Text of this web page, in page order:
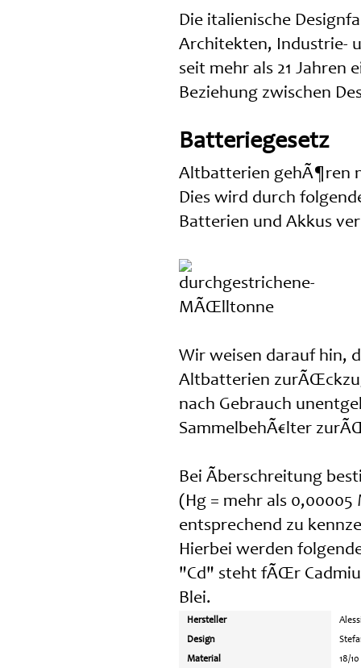
Die italienische
Architekten, Industrie-
seit mehr als 21 Jahren
Beziehung zwischen
Batteriegesetz
Altbatterien gehÃ¶ren
Dies wird durch
Batterien und Akkus
Wir weisen darauf hin,
Altbatterien
nach Gebrauch
SammelbehÃ€lter
Bei Ãberschreitung
(Hg = mehr als
entsprechend zu
Hierbei werden
"Cd" steht fÃŒr
Blei.
Hersteller
Design
Material
18/